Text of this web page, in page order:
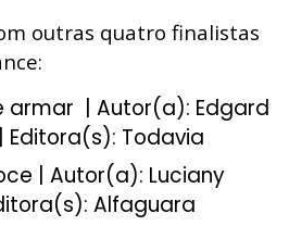
outras quatro finalistas
armar | Autor(a): Edgard
Editora(s): Todavia
| Autor(a): Luciany
Alfaguara